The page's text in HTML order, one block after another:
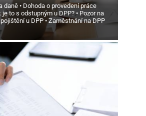
daně
Dohoda o provedení práce
je to s odstupným u DPP?
Pozor na
u DPP
Zaměstnání na DPP